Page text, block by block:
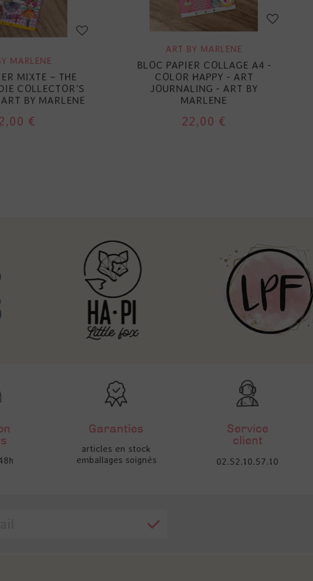
MARLENE
MIXTE – THE
COLLECTOR'S
BY MARLENE
€
ART BY MARLENE
BLOC PAPIER COLLAGE A4 -
COLOR HAPPY - ART
JOURNALING - ART BY
MARLENE
22,00 €
Garanties
articles en stock
emballages soignés
Service
client
02.52.10.57.10